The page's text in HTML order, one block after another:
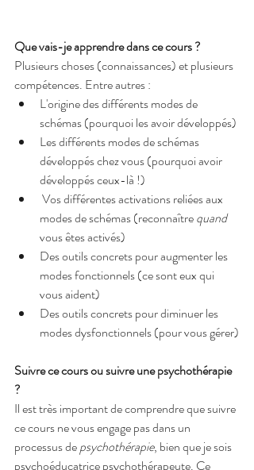
Que vais-je apprendre dans ce cours ?
Plusieurs choses (connaissances) et plusieurs
compétences. Entre autres :
L'origine des différents modes de
schémas (pourquoi les avoir développés)
Les différents modes de schémas
développés chez vous (pourquoi avoir
développés ceux-là !)
modes de schémas (reconnaître quand
vous êtes activés)
Des outils concrets pour augmenter les
modes fonctionnels (ce sont eux qui
vous aident)
Des outils concrets pour diminuer les
modes dysfonctionnels (pour vous gérer)
Suivre ce cours ou suivre une psychothérapie
?
Il est très important de comprendre que suivre
ce cours ne vous engage pas dans un
processus de psychothérapie, bien que je sois
psychoéducatrice psychothérapeute. Ce